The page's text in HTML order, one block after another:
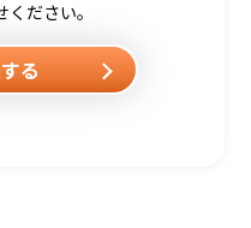
ださい。
る